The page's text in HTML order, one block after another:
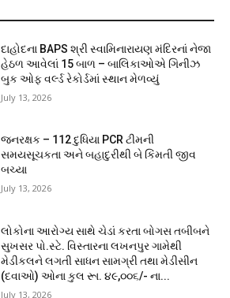
દાહોદના BAPS શ્રી સ્વામિનારાયણ મંદિરનાં નેજા
હેઠળ આવેલાં 15 બાળ – બાલિકાઓએ ગિનીઝ
બુક ઓફ વર્લ્ડ રેકોર્ડમાં સ્થાન મેળવ્યું
July 13, 2026
જનરક્ષક – 112 દુધિયા PCR ટીમની
સમયસૂચકતા અને બહાદુરીથી બે કિંમતી જીવ
બચ્યા
July 13, 2026
લોકોના આરોગ્ય સાથે ચેડાં કરતા બોગસ તબીબને
સુખસર પો.સ્ટે. વિસ્તારના લખનપુર ગામેથી
મેડીકલને લગતી સાધન સામગ્રી તથા મેડીસીન
(દવાઓ) ઓના કુલ રૂા. ૪૯,૦૦૬/- ના...
July 13, 2026